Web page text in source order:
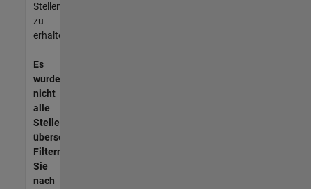
Stellenangeboten
zu
erhalten.
Es
wurden
nicht
alle
Stellen
übersetzt.
Filtern
Sie
nach